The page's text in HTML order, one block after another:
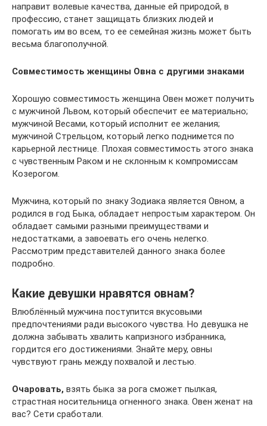
направит волевые качества, данные ей природой, в
профессию, станет защищать близких людей и
помогать им во всем, то ее семейная жизнь может быть
весьма благополучной.
Совместимость женщины Овна с другими знаками
Хорошую совместимость женщина Овен может получить
с мужчиной Львом, который обеспечит ее материально;
мужчиной Весами, который исполнит ее желания;
мужчиной Стрельцом, который легко поднимется по
карьерной лестнице. Плохая совместимость этого знака
с чувственным Раком и не склонным к компромиссам
Козерогом.
Мужчина, который по знаку Зодиака является Овном, а
родился в год Быка, обладает непростым характером. Он
обладает самыми разными преимуществами и
недостатками, а завоевать его очень нелегко.
Рассмотрим представителей данного знака более
подробно.
Какие девушки нравятся овнам?
Влюблённый мужчина поступится вкусовыми
предпочтениями ради высокого чувства. Но девушка не
должна забывать хвалить капризного избранника,
гордится его достижениями. Знайте меру, овны
чувствуют грань между похвалой и лестью.
Очаровать, взять быка за рога сможет пылкая,
страстная носительница огненного знака. Овен женат на
вас? Сети сработали.